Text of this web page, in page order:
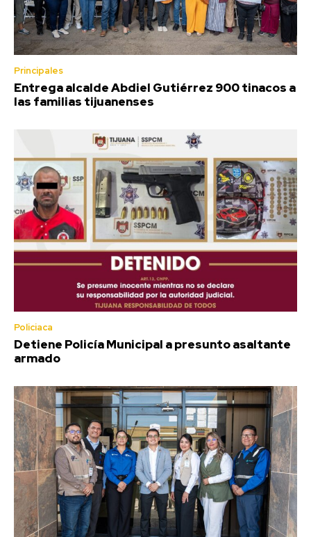
Principales
Entrega alcalde Abdiel Gutiérrez 900 tinacos a
las familias tijuanenses
Policiaca
Detiene Policía Municipal a presunto asaltante
armado